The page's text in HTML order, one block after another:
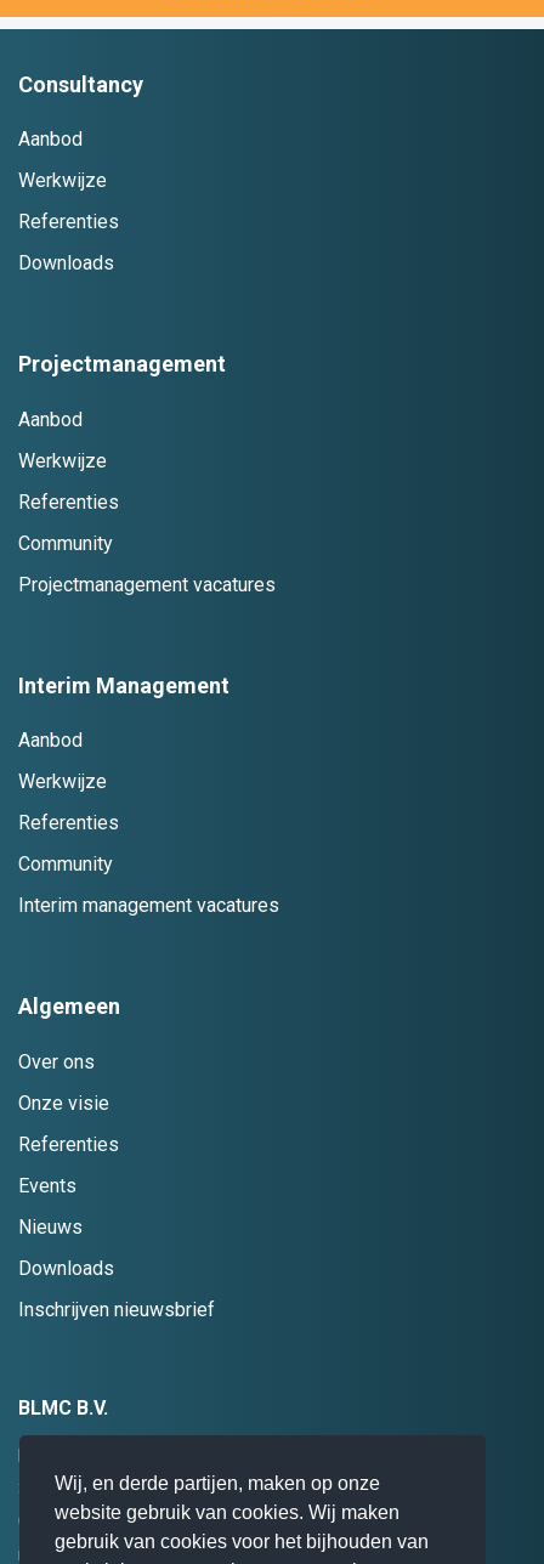
Wij, en derde partijen, maken op onze
website gebruik van cookies. Wij maken
gebruik van cookies voor het bijhouden van
Consultancy
Aanbod
Werkwijze
Referenties
Downloads
Projectmanagement
Aanbod
Werkwijze
Referenties
Community
Projectmanagement vacatures
Interim Management
Aanbod
Werkwijze
Referenties
Community
Interim management vacatures
Algemeen
Over ons
Onze visie
Referenties
Events
Nieuws
Downloads
Inschrijven nieuwsbrief
BLMC B.V.
Hogebrinkerweg 19
3871 KM Hoevelaken
085 0 47 94 28
info@blmc.nl